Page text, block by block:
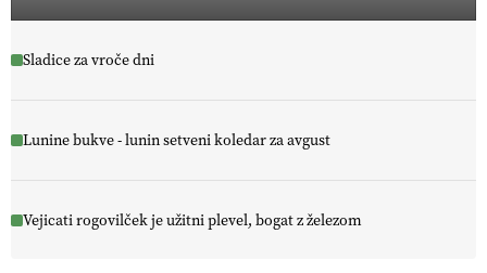
Sladice za vroče dni
Lunine bukve - lunin setveni koledar za avgust
Vejicati rogovilček je užitni plevel, bogat z železom